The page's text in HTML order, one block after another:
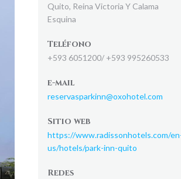
Quito, Reina Victoria Y Calama
Esquina
Teléfono
+593 6051200/ +593 995260533
e-mail
reservasparkinn@oxohotel.com
Sitio web
https://www.radissonhotels.com/
us/hotels/park-inn-quito
Redes